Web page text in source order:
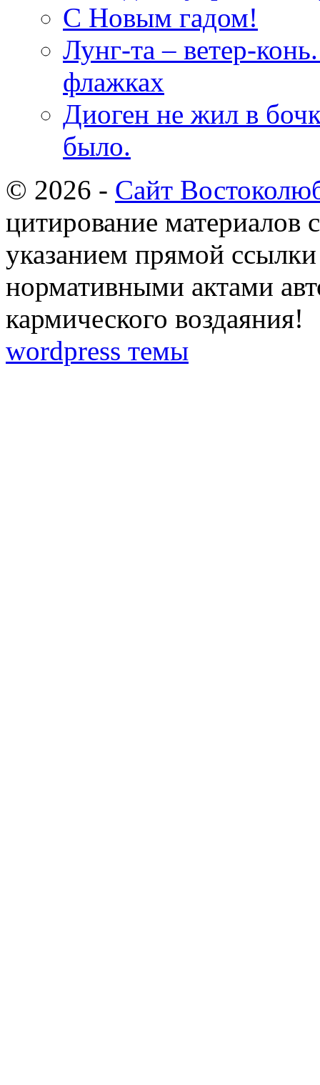
С Новым гадом!
Лунг-та – ветер-
флажках
Диоген не жил в
было.
© 2026 - Сайт
цитирование материалов
указанием прямой
нормативными актами
кармического воздаяния!
wordpress темы